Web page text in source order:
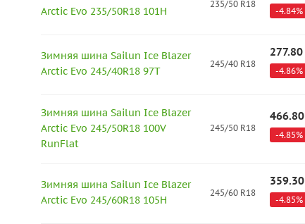
Arctic Evo 235/50R18 101H
235/50 R18
-4.84%
Зимняя шина Sailun Ice Blazer
Arctic Evo 245/40R18 97T
245/40 R18
277.80
-4.86%
Зимняя шина Sailun Ice Blazer
Arctic Evo 245/50R18 100V
RunFlat
245/50 R18
466.80
-4.85%
Зимняя шина Sailun Ice Blazer
Arctic Evo 245/60R18 105H
245/60 R18
359.30
-4.85%